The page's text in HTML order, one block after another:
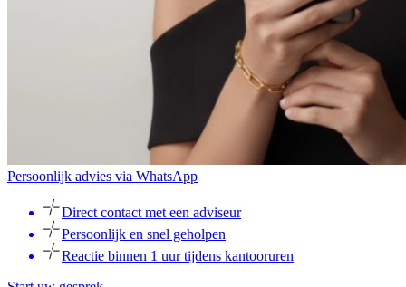
Persoonlijk advies via WhatsApp
Direct contact met een adviseur
Persoonlijk en snel geholpen
Reactie binnen 1 uur tijdens kantooruren